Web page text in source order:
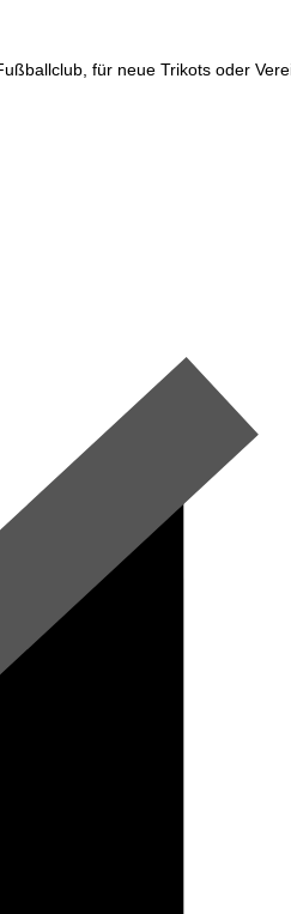
für neue Trikots oder